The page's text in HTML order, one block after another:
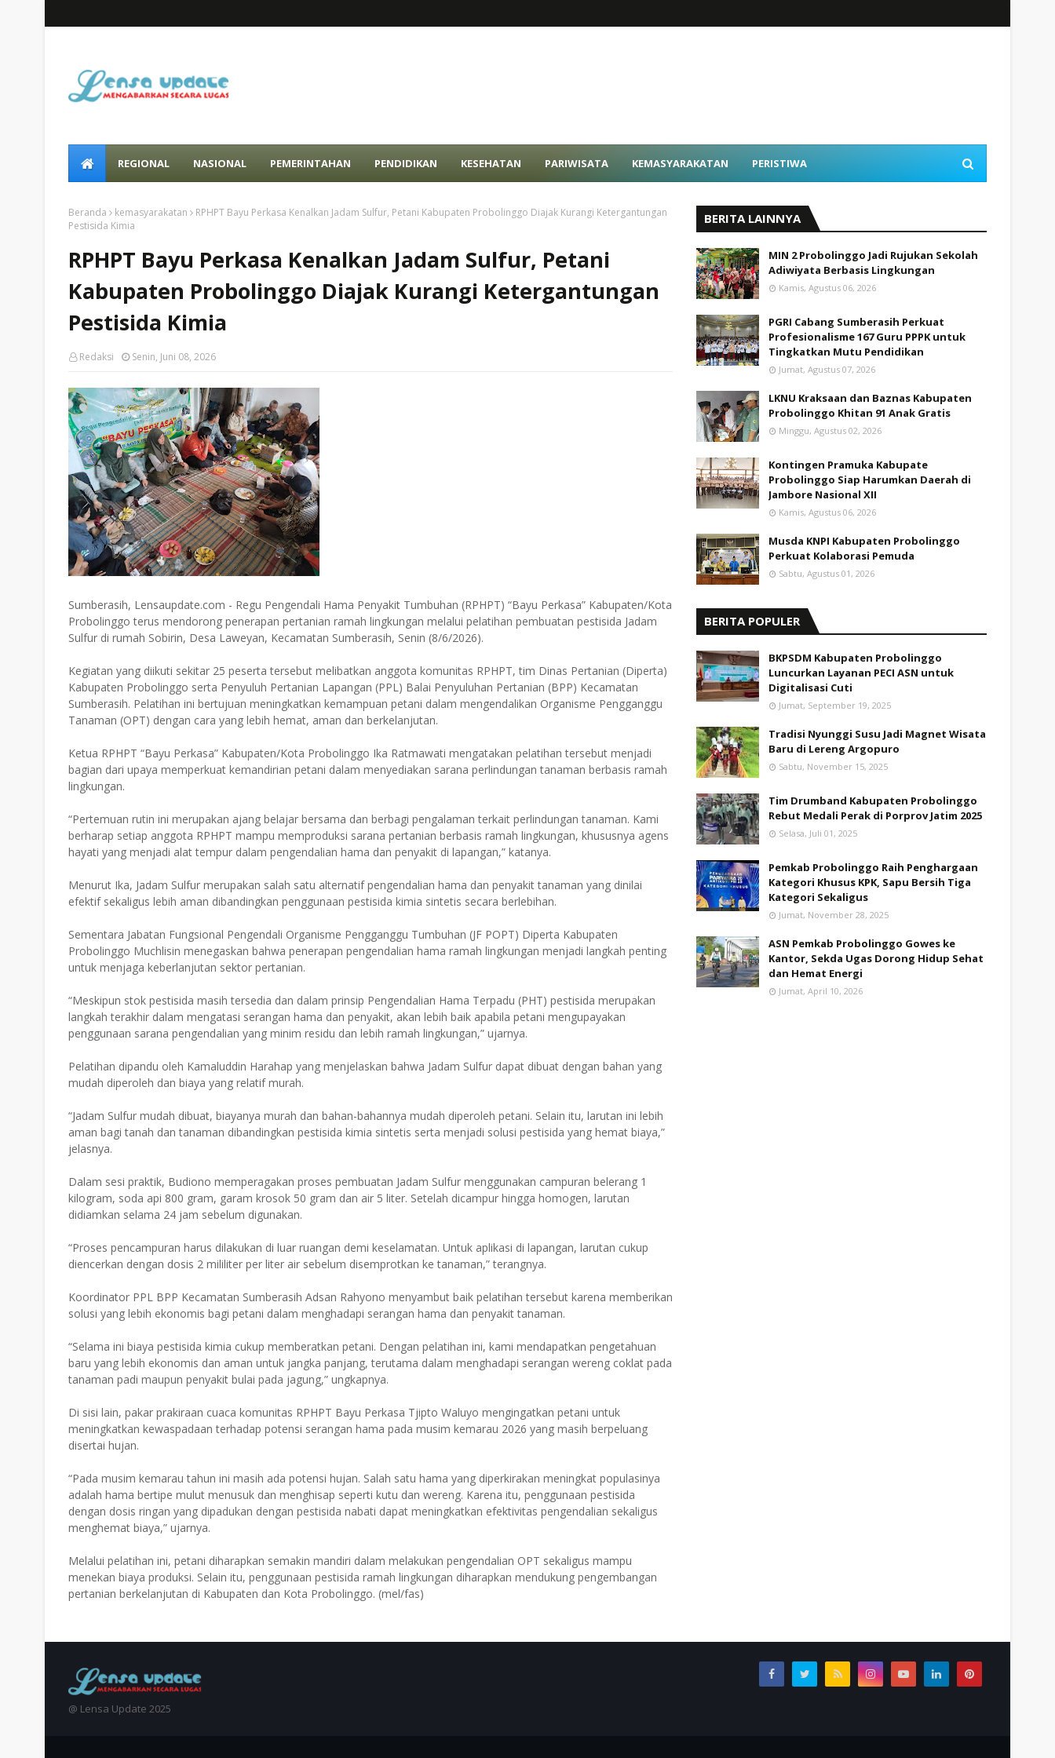
REGIONAL NASIONAL PEMERINTAHAN PENDIDIKAN KESEHATAN PARIWISATA KEMASYARAKATAN PERISTIWA
Beranda kemasyarakatan
RPHPT Bayu Perkasa Kenalkan Jadam Sulfur, Petani Kabupaten Probolinggo Diajak Kurangi Ketergantungan
Pestisida Kimia
RPHPT Bayu Perkasa Kenalkan Jadam Sulfur, Petani
Kabupaten Probolinggo Diajak Kurangi Ketergantungan
Pestisida Kimia
Redaksi Senin, Juni 08, 2026
Sumberasih, Lensaupdate.com - Regu Pengendali Hama Penyakit Tumbuhan (RPHPT) “Bayu Perkasa” Kabupaten/Kota
Probolinggo terus mendorong penerapan pertanian ramah lingkungan melalui pelatihan pembuatan pestisida Jadam
Sulfur di rumah Sobirin, Desa Laweyan, Kecamatan Sumberasih, Senin (8/6/2026).
Kegiatan yang diikuti sekitar 25 peserta tersebut melibatkan anggota komunitas RPHPT, tim Dinas Pertanian (Diperta)
Kabupaten Probolinggo serta Penyuluh Pertanian Lapangan (PPL) Balai Penyuluhan Pertanian (BPP) Kecamatan
Sumberasih. Pelatihan ini bertujuan meningkatkan kemampuan petani dalam mengendalikan Organisme Pengganggu
Tanaman (OPT) dengan cara yang lebih hemat, aman dan berkelanjutan.
Ketua RPHPT “Bayu Perkasa” Kabupaten/Kota Probolinggo Ika Ratmawati mengatakan pelatihan tersebut menjadi
bagian dari upaya memperkuat kemandirian petani dalam menyediakan sarana perlindungan tanaman berbasis ramah
lingkungan.
“Pertemuan rutin ini merupakan ajang belajar bersama dan berbagi pengalaman terkait perlindungan tanaman. Kami
berharap setiap anggota RPHPT mampu memproduksi sarana pertanian berbasis ramah lingkungan, khususnya agens
hayati yang menjadi alat tempur dalam pengendalian hama dan penyakit di lapangan,” katanya.
Menurut Ika, Jadam Sulfur merupakan salah satu alternatif pengendalian hama dan penyakit tanaman yang dinilai
efektif sekaligus lebih aman dibandingkan penggunaan pestisida kimia sintetis secara berlebihan.
Sementara Jabatan Fungsional Pengendali Organisme Pengganggu Tumbuhan (JF POPT) Diperta Kabupaten
Probolinggo Muchlisin menegaskan bahwa penerapan pengendalian hama ramah lingkungan menjadi langkah penting
untuk menjaga keberlanjutan sektor pertanian.
“Meskipun stok pestisida masih tersedia dan dalam prinsip Pengendalian Hama Terpadu (PHT) pestisida merupakan
langkah terakhir dalam mengatasi serangan hama dan penyakit, akan lebih baik apabila petani mengupayakan
penggunaan sarana pengendalian yang minim residu dan lebih ramah lingkungan,” ujarnya.
Pelatihan dipandu oleh Kamaluddin Harahap yang menjelaskan bahwa Jadam Sulfur dapat dibuat dengan bahan yang
mudah diperoleh dan biaya yang relatif murah.
“Jadam Sulfur mudah dibuat, biayanya murah dan bahan-bahannya mudah diperoleh petani. Selain itu, larutan ini lebih
aman bagi tanah dan tanaman dibandingkan pestisida kimia sintetis serta menjadi solusi pestisida yang hemat biaya,”
jelasnya.
Dalam sesi praktik, Budiono memperagakan proses pembuatan Jadam Sulfur menggunakan campuran belerang 1
kilogram, soda api 800 gram, garam krosok 50 gram dan air 5 liter. Setelah dicampur hingga homogen, larutan
didiamkan selama 24 jam sebelum digunakan.
“Proses pencampuran harus dilakukan di luar ruangan demi keselamatan. Untuk aplikasi di lapangan, larutan cukup
diencerkan dengan dosis 2 mililiter per liter air sebelum disemprotkan ke tanaman,” terangnya.
Koordinator PPL BPP Kecamatan Sumberasih Adsan Rahyono menyambut baik pelatihan tersebut karena memberikan
solusi yang lebih ekonomis bagi petani dalam menghadapi serangan hama dan penyakit tanaman.
“Selama ini biaya pestisida kimia cukup memberatkan petani. Dengan pelatihan ini, kami mendapatkan pengetahuan
baru yang lebih ekonomis dan aman untuk jangka panjang, terutama dalam menghadapi serangan wereng coklat pada
tanaman padi maupun penyakit bulai pada jagung,” ungkapnya.
Di sisi lain, pakar prakiraan cuaca komunitas RPHPT Bayu Perkasa Tjipto Waluyo mengingatkan petani untuk
meningkatkan kewaspadaan terhadap potensi serangan hama pada musim kemarau 2026 yang masih berpeluang
disertai hujan.
“Pada musim kemarau tahun ini masih ada potensi hujan. Salah satu hama yang diperkirakan meningkat populasinya
adalah hama bertipe mulut menusuk dan menghisap seperti kutu dan wereng. Karena itu, penggunaan pestisida
dengan dosis ringan yang dipadukan dengan pestisida nabati dapat meningkatkan efektivitas pengendalian sekaligus
menghemat biaya,” ujarnya.
Melalui pelatihan ini, petani diharapkan semakin mandiri dalam melakukan pengendalian OPT sekaligus mampu
menekan biaya produksi. Selain itu, penggunaan pestisida ramah lingkungan diharapkan mendukung pengembangan
pertanian berkelanjutan di Kabupaten dan Kota Probolinggo. (mel/fas)
BERITA LAINNYA
MIN 2 Probolinggo Jadi Rujukan Sekolah
Adiwiyata Berbasis Lingkungan
Kamis, Agustus 06, 2026
PGRI Cabang Sumberasih Perkuat
Profesionalisme 167 Guru PPPK untuk
Tingkatkan Mutu Pendidikan
Jumat, Agustus 07, 2026
LKNU Kraksaan dan Baznas Kabupaten
Probolinggo Khitan 91 Anak Gratis
Minggu, Agustus 02, 2026
Kontingen Pramuka Kabupate
Probolinggo Siap Harumkan Daerah di
Jambore Nasional XII
Kamis, Agustus 06, 2026
Musda KNPI Kabupaten Probolinggo
Perkuat Kolaborasi Pemuda
Sabtu, Agustus 01, 2026
BERITA POPULER
BKPSDM Kabupaten Probolinggo
Luncurkan Layanan PECI ASN untuk
Digitalisasi Cuti
Jumat, September 19, 2025
Tradisi Nyunggi Susu Jadi Magnet Wisata
Baru di Lereng Argopuro
Sabtu, November 15, 2025
Tim Drumband Kabupaten Probolinggo
Rebut Medali Perak di Porprov Jatim 2025
Selasa, Juli 01, 2025
Pemkab Probolinggo Raih Penghargaan
Kategori Khusus KPK, Sapu Bersih Tiga
Kategori Sekaligus
Jumat, November 28, 2025
ASN Pemkab Probolinggo Gowes ke
Kantor, Sekda Ugas Dorong Hidup Sehat
dan Hemat Energi
Jumat, April 10, 2026
@ Lensa Update 2025